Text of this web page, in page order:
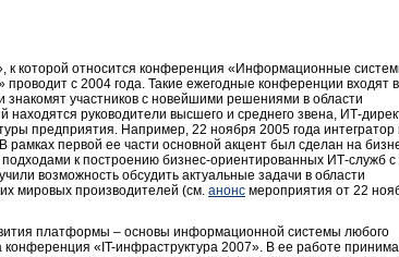
которой относится конференция «Информационные
с 2004 года. Такие ежегодные конференции входят
участников с новейшими решениями в области
руководители высшего и среднего звена, ИТ-
предприятия. Например, 22 ноября 2005 года интегратор
первой ее части основной акцент был сделан на
к построению бизнес-ориентированных ИТ-служб с
возможность обсудить актуальные задачи в области
мировых производителей (см. анонс мероприятия от 22
платформы – основы информационной системы любого
«IT-инфраструктура 2007». В ее работе